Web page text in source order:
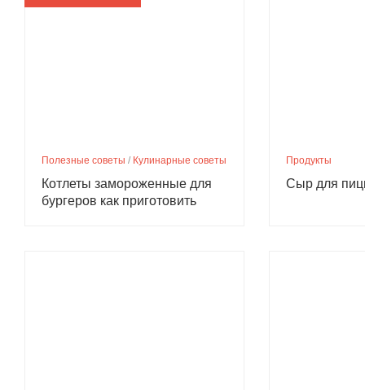
Полезные советы / Кулинарные советы
Котлеты замороженные для
бургеров как приготовить
Продукты
Сыр для